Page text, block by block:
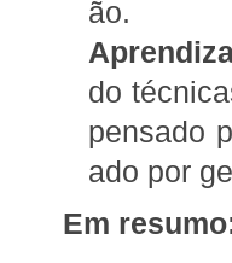
ão.
do
pensado
ado por
Em